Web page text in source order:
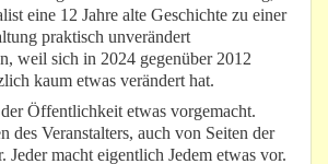
eine 12 Jahre alte Geschichte zu einer
praktisch unverändert
weil sich in 2024 gegenüber 2012
kaum etwas verändert hat.
Öffentlichkeit etwas vorgemacht.
des Veranstalters, auch von Seiten der
Jeder macht eigentlich Jedem etwas vor.